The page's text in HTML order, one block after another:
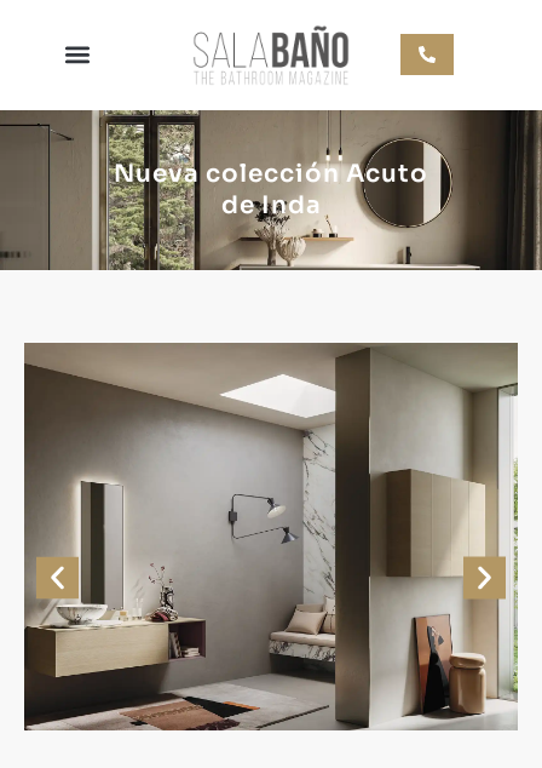
Nueva colección Acuto
de Inda